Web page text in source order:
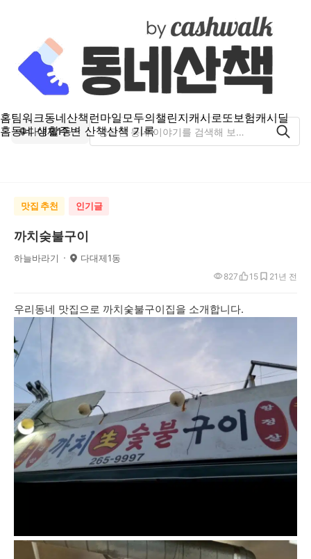
홈팀워크동네산책런마일모두의챌린지캐시로또보험캐시딜
홈동네 생활주변 산책산책 기록
다대제1동
맛집 추천 인기글
까치숮불구이
하늘바라기 다대제1동
1년 전
827 15 2
우리동네 맛집으로 까치숯불구이집을 소개합니다.